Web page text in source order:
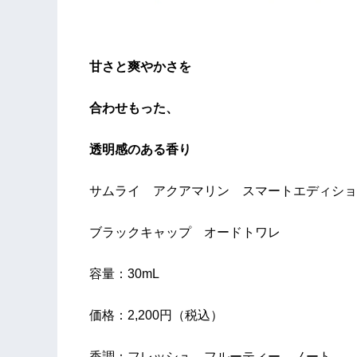
甘さと爽やかさを
合わせもった、
透明感のある香り
サムライ アクアマリン スマートエディシ
ブラックキャップ オードトワレ
容量：30mL
価格：2,200円（税込）